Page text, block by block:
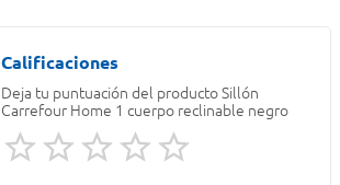
Deja tu puntuación del producto Sillón
Carrefour Home 1 cuerpo reclinable negro